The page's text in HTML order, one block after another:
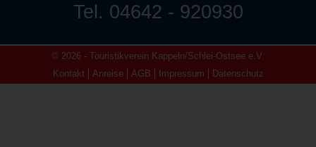
Tel. 04642 - 920930
© 2026 - Touristikverein Kappeln/Schlei-Ostsee e.V.
Kontakt
Anreise AGB Impressum Datenschutz